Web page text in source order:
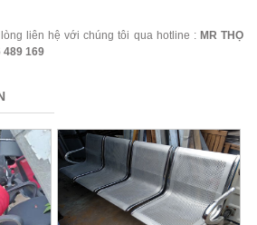
liên hệ với chúng tôi qua hotline : MR THỌ
489 169